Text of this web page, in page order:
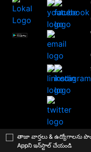
తాజా వార్తలు & ఉద్యోగాలను
Appని ఇన్‌స్టాల్ చేయండిThis material may not be